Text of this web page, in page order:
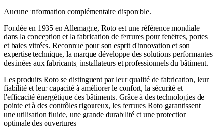
Aucune information complémentaire disponible.
Fondée en 1935 en Allemagne, Roto est une référence mondiale
dans la conception et la fabrication de ferrures pour fenêtres, portes
et baies vitrées. Reconnue pour son esprit d'innovation et son
expertise technique, la marque développe des solutions performantes
destinées aux fabricants, installateurs et professionnels du bâtiment.
Les produits Roto se distinguent par leur qualité de fabrication, leur
fiabilité et leur capacité à améliorer le confort, la sécurité et
l'efficacité énergétique des bâtiments. Grâce à des technologies de
pointe et à des contrôles rigoureux, les ferrures Roto garantissent
une utilisation fluide, une grande durabilité et une protection
optimale des ouvertures.